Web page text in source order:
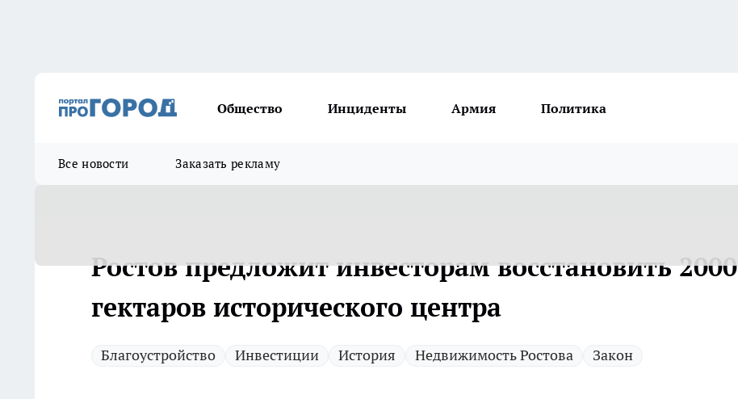
Общество Инциденты Армия Политика
Все новости Заказать рекламу
Ростов предложит инвесторам восстановить 2000
гектаров исторического центра
Благоустройство Инвестиции История Недвижимость Ростова Закон